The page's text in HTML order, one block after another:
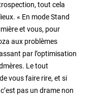
tout cela
« En mode Stand
et vous, pour
aux problèmes
par l’optimisation
Le tout
vous faire rire, et si
pas un drame non